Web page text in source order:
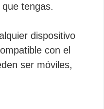
tengas.
dispositivo
con el
ser móviles,